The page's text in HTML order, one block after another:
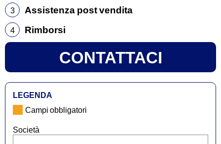
3 Assistenza post vendita
4 Rimborsi
CONTATTACI
LEGENDA
Campi obbligatori
Società